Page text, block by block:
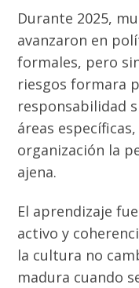
Durante 2025,
avanzaron en
formales, pero
riesgos formara
responsabilidad
áreas
organización la
ajena.
El aprendizaje
activo y
la cultura no
madura cuando